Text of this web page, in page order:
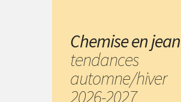
Chemise en jean
tendances
automne/hiver
2026-2027